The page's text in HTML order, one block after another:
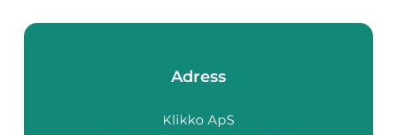
Adress